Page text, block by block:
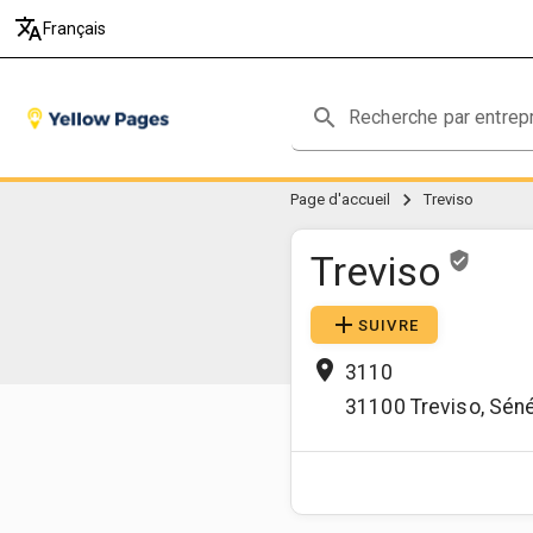
translate Français
search
Page d'accueil chevron_right Treviso
Treviso verified_user
add SUIVRE
place 3110
31100 Treviso,